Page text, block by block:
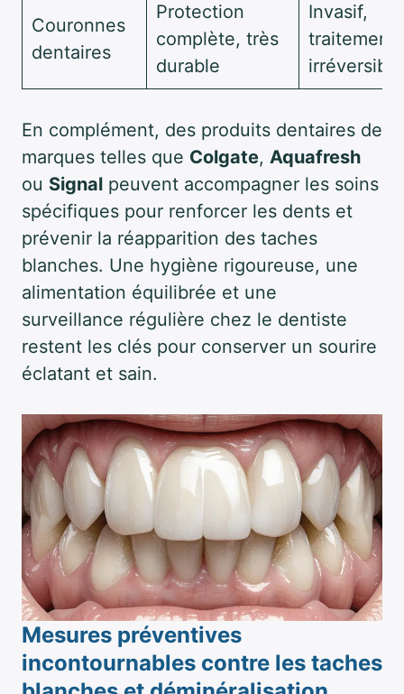
Couronnes
dentaires
Protection
complète, très
durable
Invasif,
traitement
irréversible
En complément, des produits dentaires de
marques telles que Colgate, Aquafresh
ou Signal peuvent accompagner les soins
spécifiques pour renforcer les dents et
prévenir la réapparition des taches
blanches. Une hygiène rigoureuse, une
alimentation équilibrée et une
surveillance régulière chez le dentiste
restent les clés pour conserver un sourire
éclatant et sain.
Mesures préventives
incontournables contre les taches